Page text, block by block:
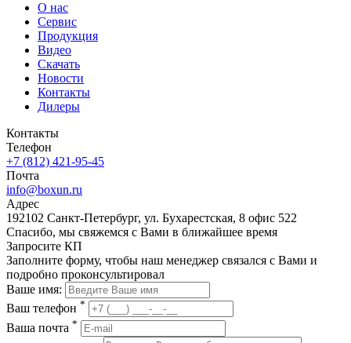
О нас
Сервис
Продукция
Видео
Скачать
Новости
Контакты
Дилеры
Контакты
Телефон
+7 (812) 421-95-45
Почта
info@boxun.ru
Адрес
192102 Санкт-Петербург, ул. Бухарестская, 8 офис 522
Спасибо, мы свяжемся с Вами в ближайшее время
Запросите КП
Заполните форму, чтобы наш менеджер связался с Вами и
подробно проконсультировал
Ваше имя:
Ваш телефон *
Ваша почта *